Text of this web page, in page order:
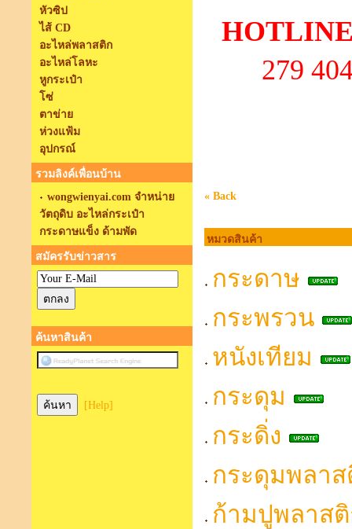
หัวซิป
ไส้ CD
อะไหล่พลาสติก
อะไหล่โลหะ
หูกระเป๋า
โซ่
ตาข่าย
ห่วงแฟ้ม
อุปกรณ์
รวมลิงค์เพื่อนบ้าน
wongwienyai.com จำหน่าย
วัตถุดิบ อะไหล่กระเป๋า
กระดาษแข็ง ด้ามพัด
สมัครรับข่าวสาร
ค้นหาสินค้า
[Help]
279
« Back
หมวดสินค้า
กระดาษ
กระพรวน
หนังเทียม
กระดุม
กระดิ่ง
กระดุมพลา
ก้ามปูพลาส